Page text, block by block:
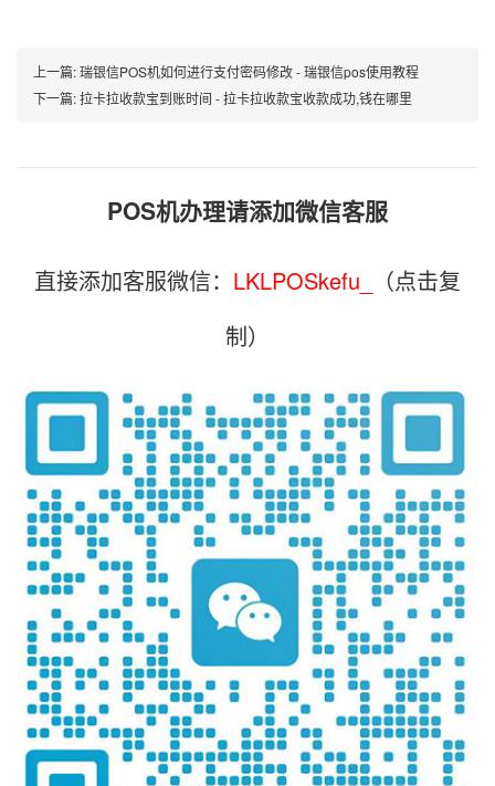
上一篇:瑞银信POS机如何进行支付密码修改 - 瑞银信pos使用教程
下一篇:拉卡拉收款宝到账时间 - 拉卡拉收款宝收款成功,钱在哪里
POS机办理请添加微信客服
直接添加客服微信： LKLPOSkefu_
（点击复
制）